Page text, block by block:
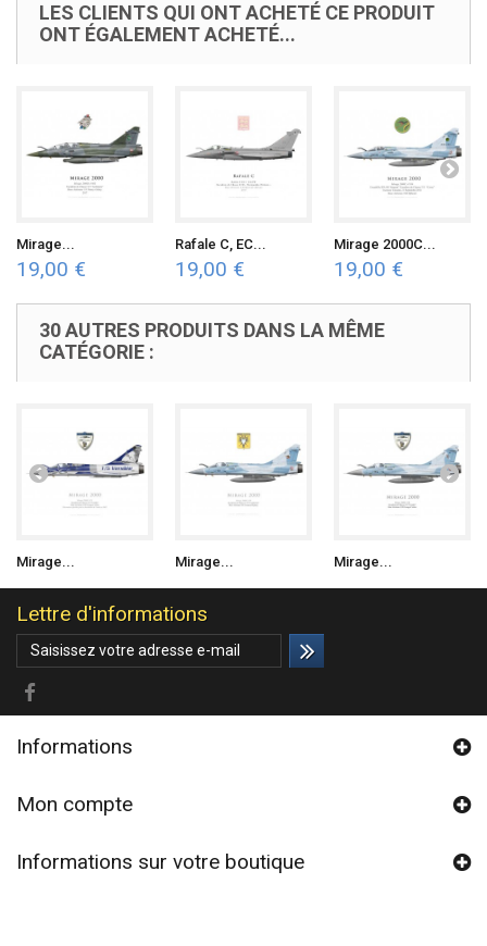
LES CLIENTS QUI ONT ACHETÉ CE PRODUIT
ONT ÉGALEMENT ACHETÉ...
Mirage...
19,00 €
Rafale C, EC...
19,00 €
Mirage 2000C...
19,00 €
30 AUTRES PRODUITS DANS LA MÊME
CATÉGORIE :
Mirage... Mirage... Mirage...
Lettre d'informations
Informations
Mon compte
Informations sur votre boutique